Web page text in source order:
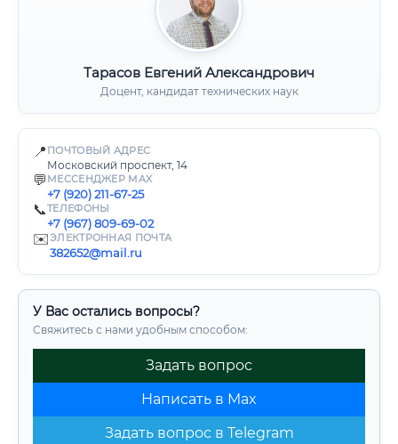
Тарасов Евгений Александрович
Доцент, кандидат технических наук
📍 ПОЧТОВЫЙ АДРЕС
Московский проспект, 14
💬 МЕССЕНДЖЕР MAX
+7 (920) 211-67-25
📞ТЕЛЕФОНЫ
+7 (967) 809-69-02
✉️ЭЛЕКТРОННАЯ ПОЧТА
382652@mail.ru
У Вас остались вопросы?
Свяжитесь с нами удобным способом:
Задать вопрос
Написать в Max
Задать вопрос в Telegram